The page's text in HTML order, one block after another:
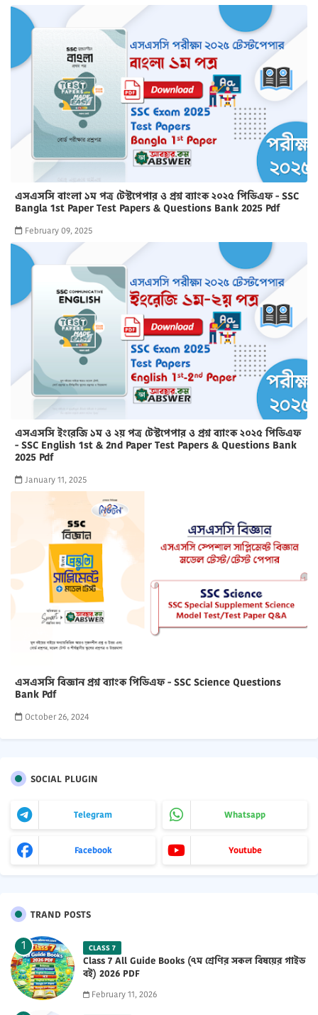
এসএসসি বাংলা ১ম পত্র টেস্টপেপার ও প্রশ্ন ব্যাংক ২০২৫ পিডিএফ - SSC
Bangla 1st Paper Test Papers & Questions Bank 2025 Pdf
February 09, 2025
এসএসসি ইংরেজি ১ম ও ২য় পত্র টেস্টপেপার ও প্রশ্ন ব্যাংক ২০২৫ পিডিএফ
- SSC English 1st & 2nd Paper Test Papers & Questions Bank
2025 Pdf
January 11, 2025
এসএসসি বিজ্ঞান প্রশ্ন ব্যাংক পিডিএফ - SSC Science Questions
Bank Pdf
October 26, 2024
SOCIAL PLUGIN
Telegram Whatsapp
Facebook Youtube
TRAND POSTS
CLASS 7
Class 7 All Guide Books (৭ম শ্রেণির সকল বিষয়ের গাইড
বই) 2026 PDF
February 11, 2026